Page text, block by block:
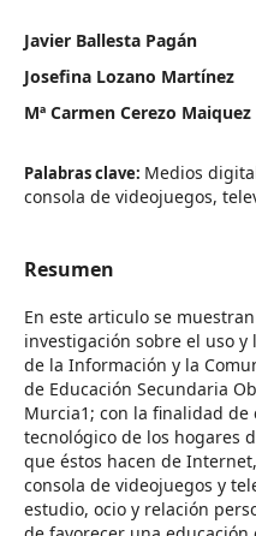
Javier Ballesta Pagán
Josefina Lozano Martínez
Mª Carmen Cerezo Maiquez
Palabras clave: Medios
consola de videojuegos,
Resumen
En este articulo se
investigación sobre el uso y
de la Información y la
de Educación Secundaria
Murcia1; con la finalidad
tecnológico de los hogares
que éstos hacen de
consola de videojuegos y
estudio, ocio y relación